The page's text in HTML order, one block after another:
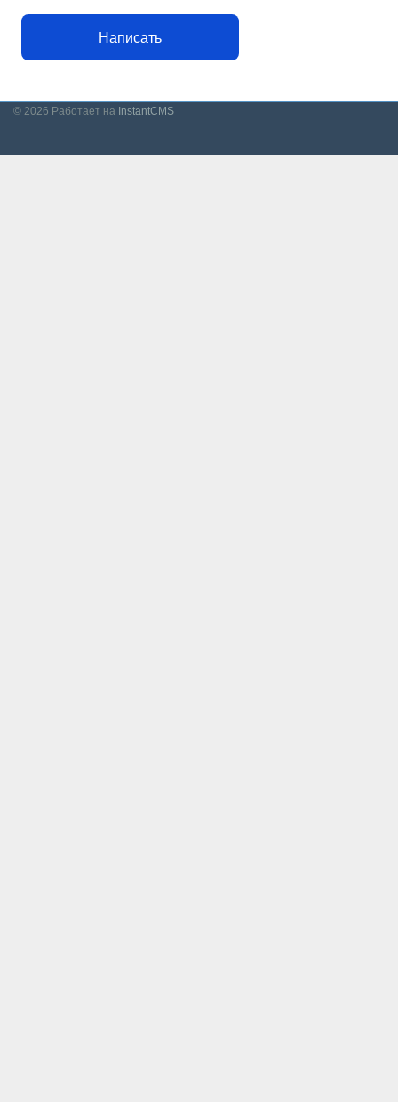
Написать
© 2026 Работает на InstantCMS